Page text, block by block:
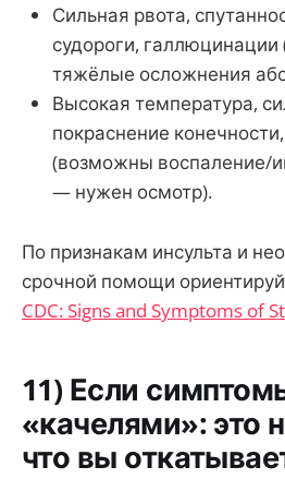
Сильная рвота,
судороги,
тяжёлые осложнения
Высокая температура,
покраснение
(возможны воспаление/
— нужен осмотр).
По признакам инсульта и
срочной помощи
CDC: Signs and Symptoms of
11) Если
«качелями»: это
что вы